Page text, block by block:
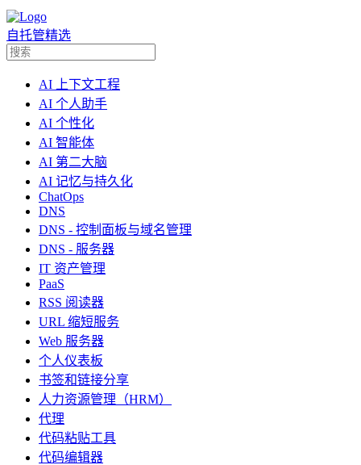
自托管精选
AI 上下文工程
AI 个人助手
AI 个性化
AI 智能体
AI 第二大脑
AI 记忆与持久化
ChatOps
DNS
DNS - 控制面板与域名管理
DNS - 服务器
IT 资产管理
PaaS
RSS 阅读器
URL 缩短服务
Web 服务器
个人仪表板
书签和链接分享
人力资源管理（HRM）
代理
代码粘贴工具
代码编辑器